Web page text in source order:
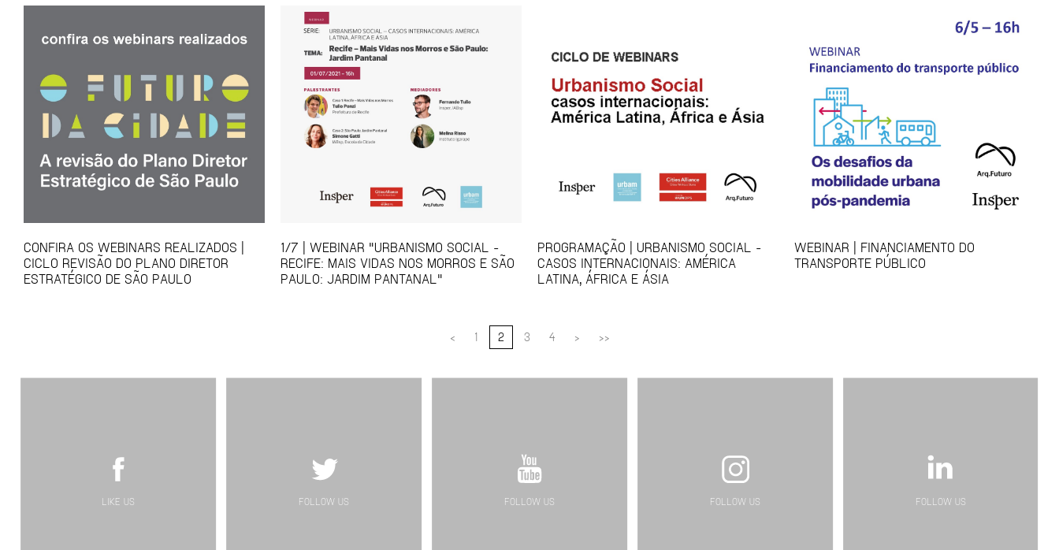
CONFIRA OS WEBINARS REALIZADOS |
CICLO REVISÃO DO PLANO DIRETOR
ESTRATÉGICO DE SÃO PAULO
1/7 | WEBINAR "URBANISMO SOCIAL -
RECIFE: MAIS VIDAS NOS MORROS E SÃO
PAULO: JARDIM PANTANAL"
PROGRAMAÇÃO | URBANISMO SOCIAL -
CASOS INTERNACIONAIS: AMÉRICA
LATINA, ÁFRICA E ÁSIA
WEBINAR | FINANCIAMENTO DO
TRANSPORTE PÚBLICO
< 1 2 3 4 > >>
LIKE US FOLLOW US FOLLOW US FOLLOW US FOLLOW US